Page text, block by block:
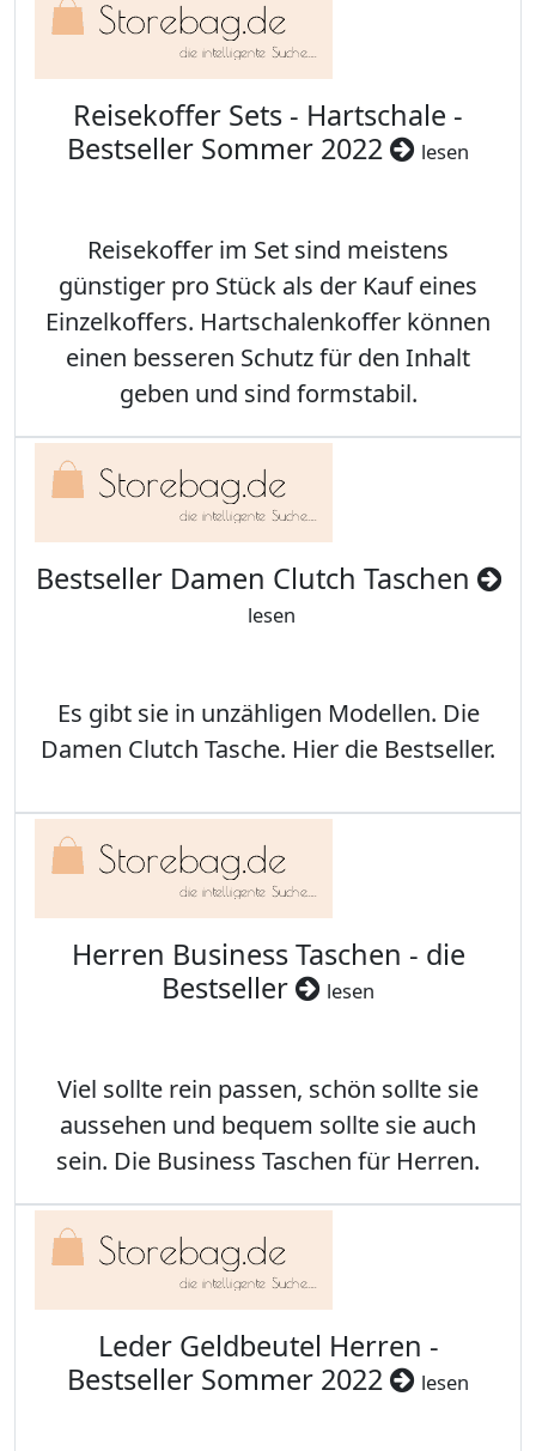
Reisekoffer Sets - Hartschale -
Bestseller Sommer 2022
lesen
Reisekoffer im Set sind meistens
günstiger pro Stück als der Kauf eines
Einzelkoffers. Hartschalenkoffer können
einen besseren Schutz für den Inhalt
geben und sind formstabil.
Bestseller Damen Clutch Taschen
lesen
Es gibt sie in unzähligen Modellen. Die
Damen Clutch Tasche. Hier die Bestseller.
Herren Business Taschen - die
Bestseller
lesen
Viel sollte rein passen, schön sollte sie
aussehen und bequem sollte sie auch
sein. Die Business Taschen für Herren.
Leder Geldbeutel Herren -
Bestseller Sommer 2022
lesen